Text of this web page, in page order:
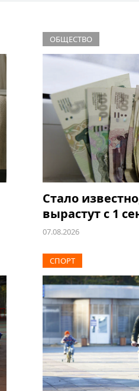
ОБЩЕСТВО
Стало
вырастут с 1
07.08.2026
СПОРТ